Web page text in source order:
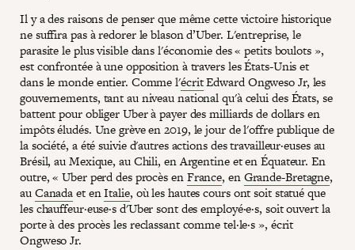
Il y a des raisons de penser que même cette victoire historique
ne suffira pas à redorer le blason d’Uber. L'entreprise, le
parasite le plus visible dans l'économie des « petits boulots »,
est confrontée à une opposition à travers les États-Unis et
dans le monde entier. Comme l'écritEdward Ongweso Jr, les
gouvernements, tant au niveau national qu'à celui des États, se
battent pour obliger Uber à payer des milliards de dollars en
impôts éludés. Une grève en 2019, le jour de l'offre publique de
la société, a été suivie d'autres actions des travailleur·euses au
Brésil, au Mexique, au Chili, en Argentine et en Équateur. En
outre, « Uber perd des procès enFrance, enGrande-Bretagne,
auCanadaet enItalie, où les hautes cours ont soit statué que
les chauffeur·euse·s d'Uber sont des employé·e·s, soit ouvert la
porte à des procès les reclassant comme tel·le·s », écrit
Ongweso Jr.